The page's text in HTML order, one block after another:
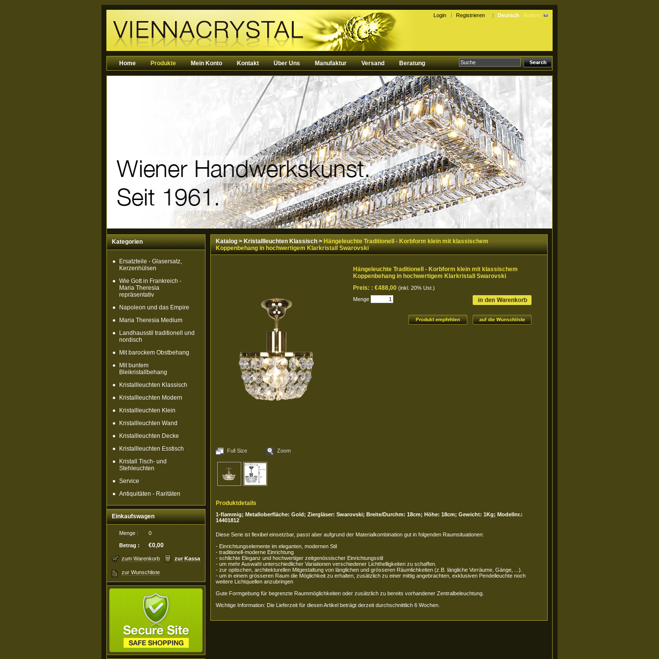
Deutsch Ändern
Login Registrieren
Home Produkte Mein Konto Kontakt Über Uns Manufaktur Versand Beratung
Kategorien
Ersatzteile - Glasersatz,
Kerzenhülsen
Wie Gott in Frankreich -
Maria Theresia
repräsentativ
Napoleon und das Empire
Maria Theresia Medium
Landhausstil traditionell und
nordisch
Mit barockem Obstbehang
Mit buntem
Bleikristallbehang
Kristallleuchten Klassisch
Kristallleuchten Modern
Kristallleuchten Klein
Kristallleuchten Wand
Kristallleuchten Decke
Kristallleuchten Esstisch
Kristall Tisch- und
Stehleuchten
Service
Antiquitäten - Raritäten
Einkaufswagen
Menge : 0
Betrag : €0,00
zum Warenkorb zur Kassa
zur Wunschliste
Katalog > Kristallleuchten Klassisch > Hängeleuchte Traditionell - Korbform klein mit klassischem
Koppenbehang in hochwertigem Klarkristall Swarovski
Full Size Zoom
Hängeleuchte Traditionell - Korbform klein mit klassischem
Koppenbehang in hochwertigem Klarkristall Swarovski
Preis: : €488,00 (inkl. 20% Ust.)
Menge
Produktdetails
1-flammig; Metalloberfläche: Gold; Ziergläser: Swarovski; Breite/Durchm: 18cm; Höhe: 18cm; Gewicht: 1Kg; Modellnr.:
14401812
Diese Serie ist flexibel einsetzbar, passt aber aufgrund der Materialkombination gut in folgenden Raumsituationen:
- Einrichtungselemente im eleganten, modernen Stil
- traditionell-moderne Einrichtung
- schlichte Eleganz und hochwertiger zeitgenössischer Einrichtungsstil
- um mehr Auswahl unterschiedlicher Variationen verschiedener Lichthelligkeiten zu schaffen.
- zur optischen, architekturellen Mitgestaltung von länglichen und grösseren Räumlichkeiten (z.B. längliche Vorräume, Gänge, ...).
- um in einem grösseren Raum die Möglichkeit zu erhalten, zusätzlich zu einer mittig angebrachten, exklusiven Pendelleuchte noch
weitere Lichtquellen anzubringen
Gute Formgebung für begrenzte Raummöglichkeiten oder zusätzlich zu bereits vorhandener Zentralbeleuchtung.
Wichtige Information: Die Lieferzeit für diesen Artikel beträgt derzeit durchschnittlich 6 Wochen.